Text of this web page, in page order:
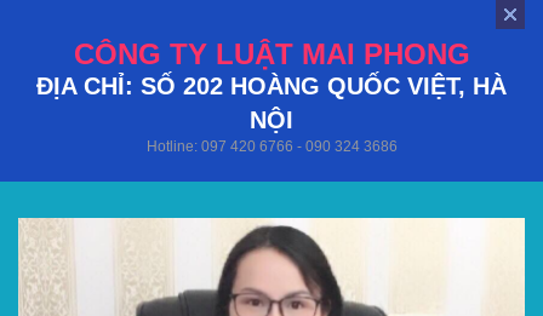
CÔNG TY LUẬT MAI PHONG
ĐỊA CHỈ: SỐ 202 HOÀNG QUỐC VIỆT, HÀ
NỘI
Hotline: 097 420 6766 - 090 324 3686